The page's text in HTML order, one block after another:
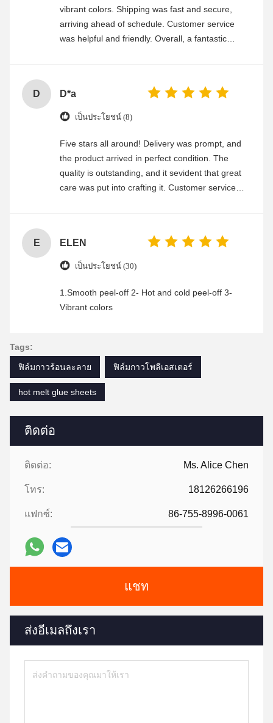
ติดต่อ
ติดต่อ: Ms. Alice Chen
โทร: 18126266196
แฟกซ์: 86-755-8996-0061
แชท
ส่งอีเมลถึงเรา
vibrant colors. Shipping was fast and secure,
arriving ahead of schedule. Customer service
was helpful and friendly. Overall, a fantastic
D D*a
เป็นประโยชน์ (8)
Five stars all around! Delivery was prompt, and
the product arrived in perfect condition. The
quality is outstanding, and it sevident that great
care was put into crafting it. Customer service
E ELEN
เป็นประโยชน์ (30)
1.Smooth peel-off 2- Hot and cold peel-off 3-
Vibrant colors
Tags:
ฟิล์มกาวร้อนละลาย ฟิล์มกาวโพลีเอสเตอร์
hot melt glue sheets